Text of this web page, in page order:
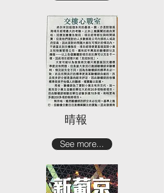
晴報
See more...